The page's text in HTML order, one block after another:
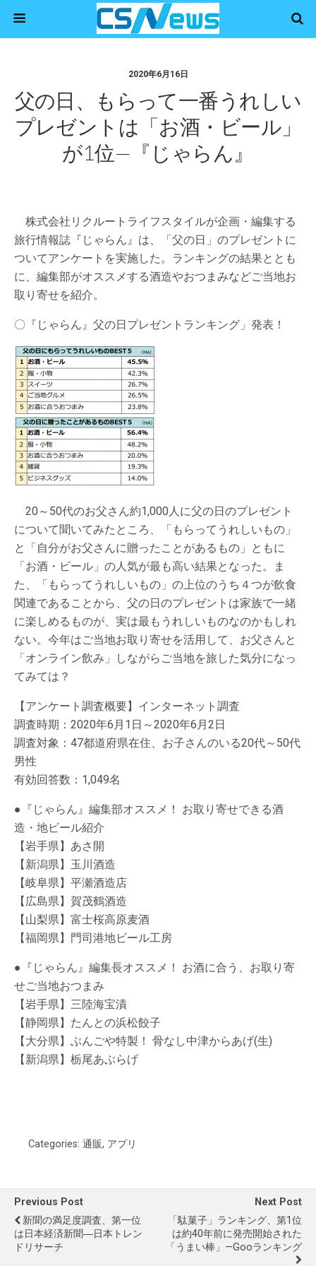
2020年6月16日
父の日、もらって一番うれしい
プレゼントは「お酒・ビール」
が1位—『じゃらん』
株式会社リクルートライフスタイルが企画・編集する
旅行情報誌『じゃらん』は、「父の日」のプレゼントに
ついてアンケートを実施した。ランキングの結果ととも
に、編集部がオススメする酒造やおつまみなどご当地お
取り寄せを紹介。
〇『じゃらん』父の日プレゼントランキング」発表！
20～50代のお父さん約1,000人に父の日のプレゼント
について聞いてみたところ、「もらってうれしいもの」
と「自分がお父さんに贈ったことがあるもの」ともに
「お酒・ビール」の人気が最も高い結果となった。ま
た、「もらってうれしいもの」の上位のうち４つが飲食
関連であることから、父の日のプレゼントは家族で一緒
に楽しめるものが、実は最もうれしいものなのかもしれ
ない。今年はご当地お取り寄せを活用して、お父さんと
「オンライン飲み」しながらご当地を旅した気分になっ
てみては？
【アンケート調査概要】インターネット調査
調査時期：2020年6月1日～2020年6月2日
調査対象：47都道府県在住、お子さんのいる20代～50代
男性
有効回答数：1,049名
●『じゃらん』編集部オススメ！ お取り寄せできる酒
造・地ビール紹介
【岩手県】あさ開
【新潟県】玉川酒造
【岐阜県】平瀬酒造店
【広島県】賀茂鶴酒造
【山梨県】富士桜高原麦酒
【福岡県】門司港地ビール工房
●『じゃらん』編集長オススメ！ お酒に合う、お取り寄
せご当地おつまみ
【岩手県】三陸海宝漬
【静岡県】たんとの浜松餃子
【大分県】ぶんごや特製！ 骨なし中津からあげ(生)
【新潟県】栃尾あぶらげ
Categories: 通販, アプリ
Previous Post
新聞の満足度調査、第一位
は日本経済新聞―日本トレン
ドリサーチ
Next Post
「駄菓子」ランキング、第1位
は約40年前に発売開始された
「うまい棒」—Gooランキング